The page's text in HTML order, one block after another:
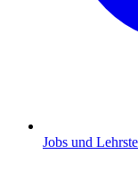
Jobs und